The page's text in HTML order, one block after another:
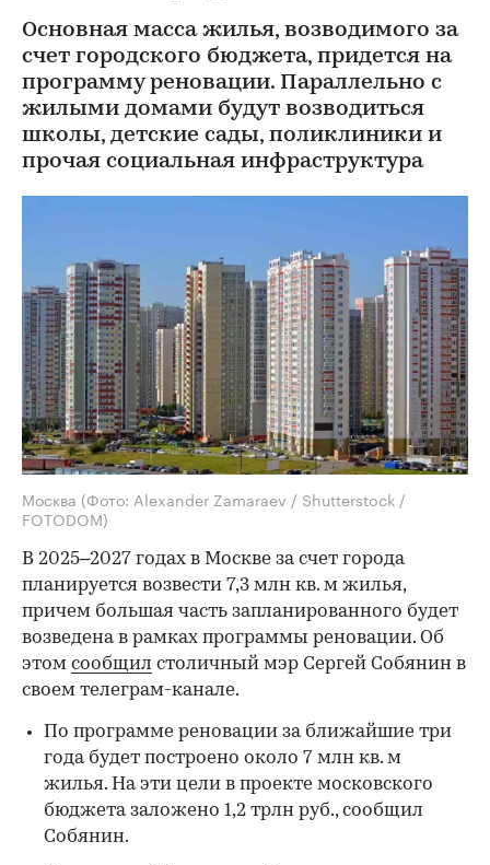
Основная масса жилья, возводимого за
счет городского бюджета, придется на
программу реновации. Параллельно с
жилыми домами будут возводиться
школы, детские сады, поликлиники и
прочая социальная инфраструктура
Москва (Фото: Alexander Zamaraev / Shutterstock /
FOTODOM)
В 2025–2027 годах в Москве за счет города
планируется возвести 7,3 млн кв. м жилья,
причем большая часть запланированного будет
возведена в рамках программы реновации. Об
этом сообщил столичный мэр Сергей Собянин в
своем телеграм-канале.
По программе реновации за ближайшие три
года будет построено около 7 млн кв. м
жилья. На эти цели в проекте московского
бюджета заложено 1,2 трлн руб., сообщил
Собянин.